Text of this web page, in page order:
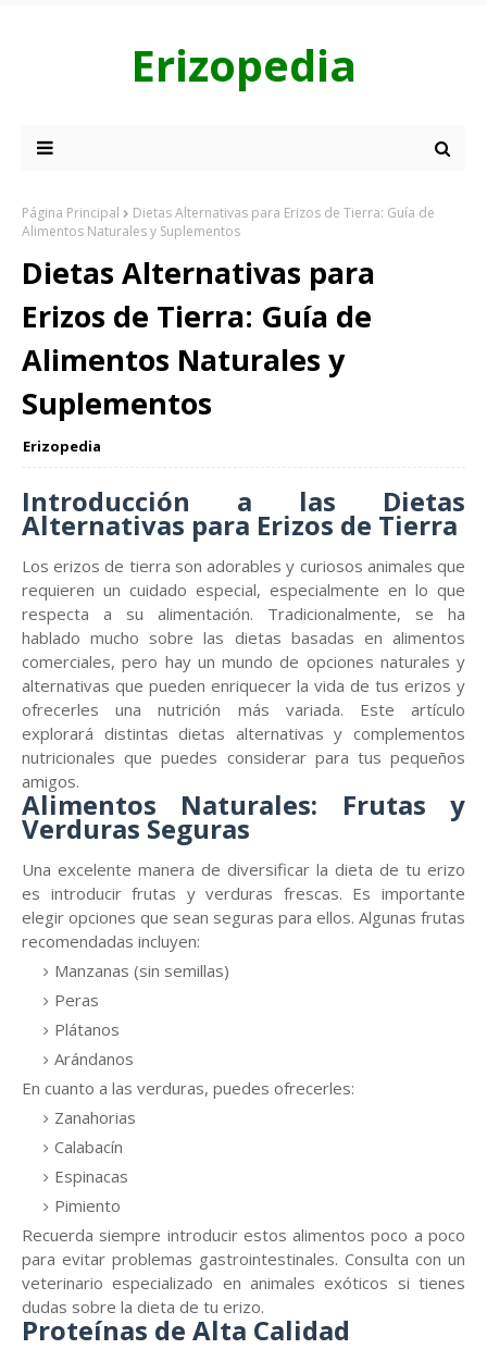
Erizopedia
Página Principal
Dietas Alternativas para Erizos de Tierra: Guía de
Alimentos Naturales y Suplementos
Dietas Alternativas para
Erizos de Tierra: Guía de
Alimentos Naturales y
Suplementos
Erizopedia
Introducción a las Dietas
Alternativas para Erizos de Tierra
Los erizos de tierra son adorables y curiosos animales que
requieren un cuidado especial, especialmente en lo que
respecta a su alimentación. Tradicionalmente, se ha
hablado mucho sobre las dietas basadas en alimentos
comerciales, pero hay un mundo de opciones naturales y
alternativas que pueden enriquecer la vida de tus erizos y
ofrecerles una nutrición más variada. Este artículo
explorará distintas dietas alternativas y complementos
nutricionales que puedes considerar para tus pequeños
amigos.
Alimentos Naturales: Frutas y
Verduras Seguras
Una excelente manera de diversificar la dieta de tu erizo
es introducir frutas y verduras frescas. Es importante
elegir opciones que sean seguras para ellos. Algunas frutas
recomendadas incluyen:
Manzanas (sin semillas)
Peras
Plátanos
Arándanos
En cuanto a las verduras, puedes ofrecerles:
Zanahorias
Calabacín
Espinacas
Pimiento
Recuerda siempre introducir estos alimentos poco a poco
para evitar problemas gastrointestinales. Consulta con un
veterinario especializado en animales exóticos si tienes
dudas sobre la dieta de tu erizo.
Proteínas de Alta Calidad